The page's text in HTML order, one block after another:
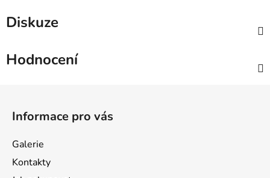
Diskuze
Hodnocení
Informace pro vás
Galerie
Kontakty